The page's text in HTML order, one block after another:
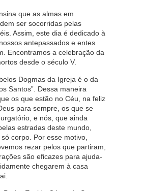
que as almas em
ser socorridas pelas
Assim, este dia é dedicado à
antepassados e entes
Encontramos a celebração da
desde o século V.
Dogmas da Igreja é o da
Santos”. Dessa maneira
os que estão no Céu, na feliz
para sempre, os que se
e nós, que ainda
estradas deste mundo,
corpo. Por esse motivo,
rezar pelos que partiram,
são eficazes para ajuda-
chegarem à casa